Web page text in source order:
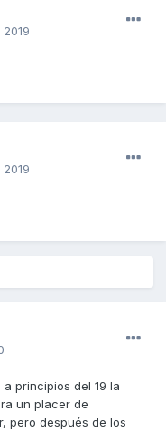
principios del 19 la
un placer de
pero después de los